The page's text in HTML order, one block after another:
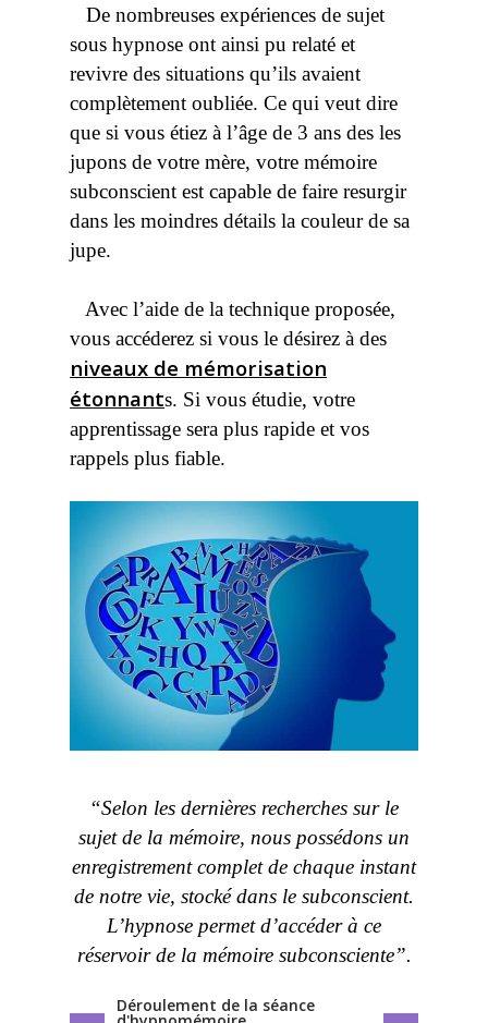
De nombreuses expériences de sujet
sous hypnose ont ainsi pu relaté et
revivre des situations qu’ils avaient
complètement oubliée. Ce qui veut dire
que si vous étiez à l’âge de 3 ans des les
jupons de votre mère, votre mémoire
subconscient est capable de faire resurgir
dans les moindres détails la couleur de sa
jupe.
Avec l’aide de la technique proposée,
vous accéderez si vous le désirez à des
niveaux de mémorisation
étonnants. Si vous étudie, votre
apprentissage sera plus rapide et vos
rappels plus fiable.
“Selon les dernières recherches sur le
sujet de la mémoire, nous possédons un
enregistrement complet de chaque instant
de notre vie, stocké dans le subconscient.
L’hypnose permet d’accéder à ce
réservoir de la mémoire subconsciente”.
Déroulement de la séance